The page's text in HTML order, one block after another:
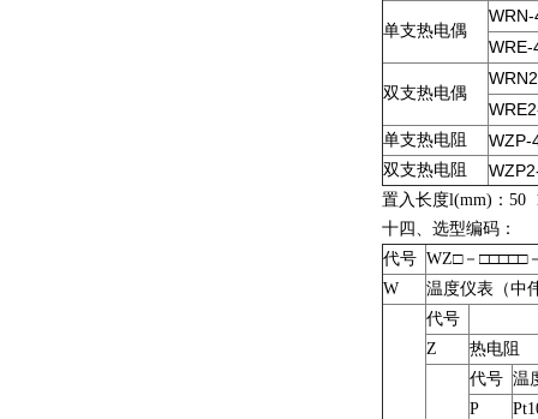
单支热电偶
WRE-
双支热电偶
单支热电阻 WZP-
双支热电阻
置入长度l(mm) ： 50
十四、选型编码：
代号 WZ□－□□□□□
W
温度仪表（中
代号
Z
热电阻
代号 温
P